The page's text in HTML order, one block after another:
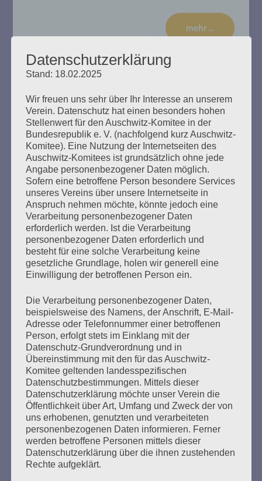
mehr ...
Der 8. Mai muss ein Feiertag werden
Erstellt am4. Mai 2020
Ein Tag, an dem die Befreiung der Menschheit vom NS-
Offenen Brief zum 27. Januar 2020, dem 75. Jahrestag
der Befreiung des KZ Auschwitz durch die Rote Armee
gefordert, den ich an Bundespräsident Steinmeier,
Bundeskanzlerin Merkel und »alle, die wollen, dass
Auschwitz nie wieder sei« geschrieben habe….
mehr ...
Seitennummerierung
der
Zurück 23 Weiter
Datenschutzerklärung
Stand: 18.02.2025
Wir freuen uns sehr über Ihr Interesse an unserem
Verein. Datenschutz hat einen besonders hohen
Stellenwert für den Auschwitz-Komitee in der
Bundesrepublik e. V. (nachfolgend kurz Auschwitz-
Komitee). Eine Nutzung der Internetseiten des
Auschwitz-Komitees ist grundsätzlich ohne jede
Angabe personenbezogener Daten möglich.
Sofern eine betroffene Person besondere Services
unseres Vereins über unsere Internetseite in
Anspruch nehmen möchte, könnte jedoch eine
Verarbeitung personenbezogener Daten
erforderlich werden. Ist die Verarbeitung
personenbezogener Daten erforderlich und
besteht für eine solche Verarbeitung keine
gesetzliche Grundlage, holen wir generell eine
Einwilligung der betroffenen Person ein.
Die Verarbeitung personenbezogener Daten,
beispielsweise des Namens, der Anschrift, E-Mail-
Adresse oder Telefonnummer einer betroffenen
Person, erfolgt stets im Einklang mit der
Datenschutz-Grundverordnung und in
Übereinstimmung mit den für das Auschwitz-
Komitee geltenden landesspezifischen
Datenschutzbestimmungen. Mittels dieser
Datenschutzerklärung möchte unser Verein die
Öffentlichkeit über Art, Umfang und Zweck der von
uns erhobenen, genutzten und verarbeiteten
personenbezogenen Daten informieren. Ferner
werden betroffene Personen mittels dieser
Datenschutzerklärung über die ihnen zustehenden
Rechte aufgeklärt.